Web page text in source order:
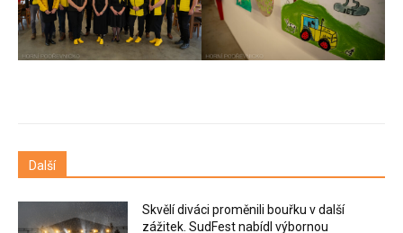
Další
Skvělí diváci proměnili bouřku v další
zážitek. SudFest nabídl výbornou